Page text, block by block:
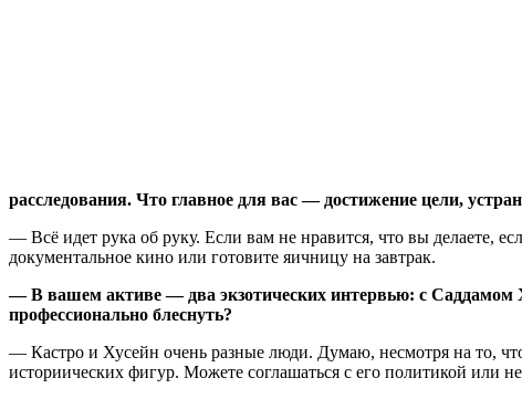
расследования. Что главное для вас — достижение цели,
— Всё идет рука об руку. Если вам не нравится, что вы делаете,
документальное кино или готовите яичницу на завтрак.
— В вашем активе — два экзотических интервью: с Саддамом
профессионально блеснуть?
— Кастро и Хусейн очень разные люди. Думаю, несмотря на то,
историических фигур. Можете соглашаться с его политикой или